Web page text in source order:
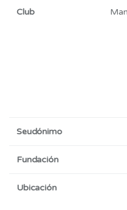
Club
Seudónimo
Fundación
Ubicación